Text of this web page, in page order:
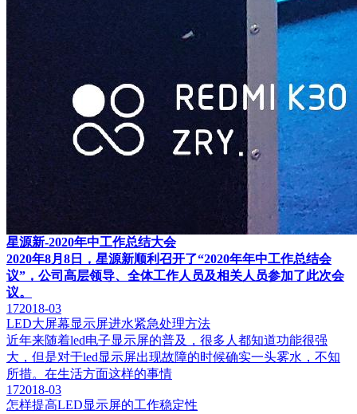
星源新-2020年中工作总结大会
2020年8月8日，星源新顺利召开了“2020年年中工作总结会
议”，公司高层领导、全体工作人员及相关人员参加了此次会
议。
172018-03
LED大屏幕显示屏进水紧急处理方法
近年来随着led电子显示屏的普及，很多人都知道功能很强
大，但是对于led显示屏出现故障的时候确实一头雾水，不知
所措。在生活方面这样的事情
172018-03
怎样提高LED显示屏的工作稳定性